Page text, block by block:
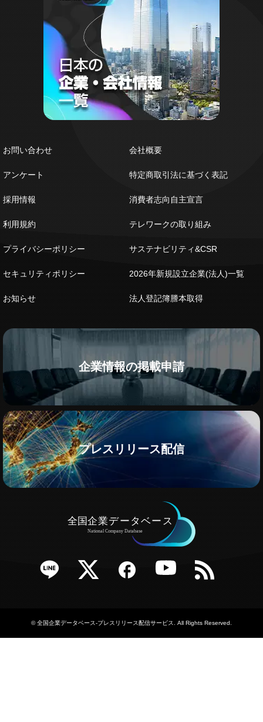
お問い合わせ
アンケート
採用情報
利用規約
プライバシーポリシー
セキュリティポリシー
お知らせ
会社概要
特定商取引法に基づく表記
消費者志向自主宣言
テレワークの取り組み
サステナビリティ&CSR
2026年新規設立企業(法人)一覧
法人登記簿謄本取得
企業情報の掲載申請
プレスリリース配信
Twitter Facebook YouTube RSS
©全国企業データベース-プレスリリース配信サービス. All Rights Reserved.